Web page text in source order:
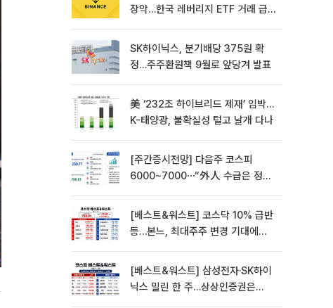
장악…한국 레버리지 ETF 거래 급
SK하이닉스, 분기배당 375원 확
정…주주환원책 9월로 앞당겨 발표
美 ‘232조 하이브리드 제재’ 임박…
K-태양광, 불확실성 털고 날개 다나
[주간증시전망] 다음주 코스피
6000~7000⋯“外人 수급은 정책
[베스트&워스트] 코스닥 10% 급반
등…본느, 최대주주 변경 기대에
[베스트&워스트] 삼성전자·SK하이
닉스 밀린 한 주…상상인증권은